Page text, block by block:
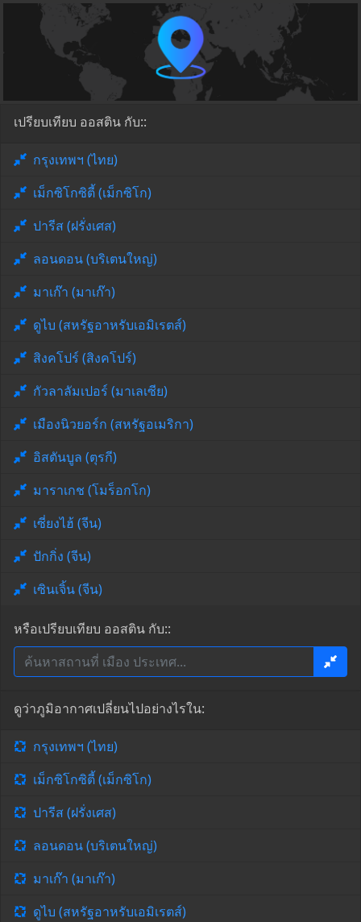
เปรียบเทียบ ออสติน กับ::
กรุงเทพฯ (ไทย)
เม็กซิโกซิตี้ (เม็กซิโก)
ปารีส (ฝรั่งเศส)
ลอนดอน (บริเตนใหญ่)
มาเก๊า (มาเก๊า)
ดูไบ (สหรัฐอาหรับเอมิเรตส์)
สิงคโปร์ (สิงคโปร์)
กัวลาลัมเปอร์ (มาเลเซีย)
เมืองนิวยอร์ก (สหรัฐอเมริกา)
อิสตันบูล (ตุรกี)
มาราเกช (โมร็อกโก)
เซี่ยงไฮ้ (จีน)
ปักกิ่ง (จีน)
เซินเจิ้น (จีน)
หรือเปรียบเทียบ ออสติน กับ::
ดูว่าภูมิอากาศเปลี่ยนไปอย่างไรใน:
กรุงเทพฯ (ไทย)
เม็กซิโกซิตี้ (เม็กซิโก)
ปารีส (ฝรั่งเศส)
ลอนดอน (บริเตนใหญ่)
มาเก๊า (มาเก๊า)
ดูไบ (สหรัฐอาหรับเอมิเรตส์)